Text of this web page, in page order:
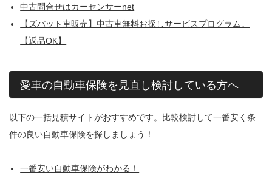
中古問合せはカーセンサーnet
【ズバット車販売】中古車無料お探しサービスプログラム。
【返品OK】
愛車の自動車保険を見直し検討している方へ
以下の一括見積サイトがおすすめです。比較検討して一番安く条
件の良い自動車保険を探しましょう！
一番安い自動車保険がわかる！